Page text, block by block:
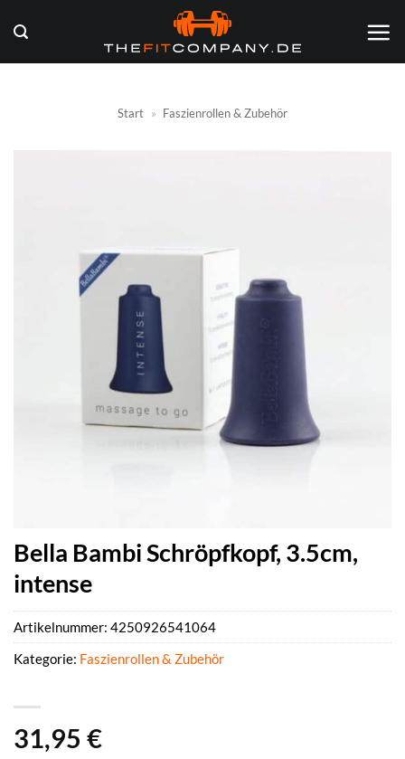
Inhalt
springen
Start » Faszienrollen & Zubehör
Bella Bambi Schröpfkopf, 3.5cm,
intense
31,95 €
Artikelnummer: 4250926541064
Kategorie: Faszienrollen & Zubehör